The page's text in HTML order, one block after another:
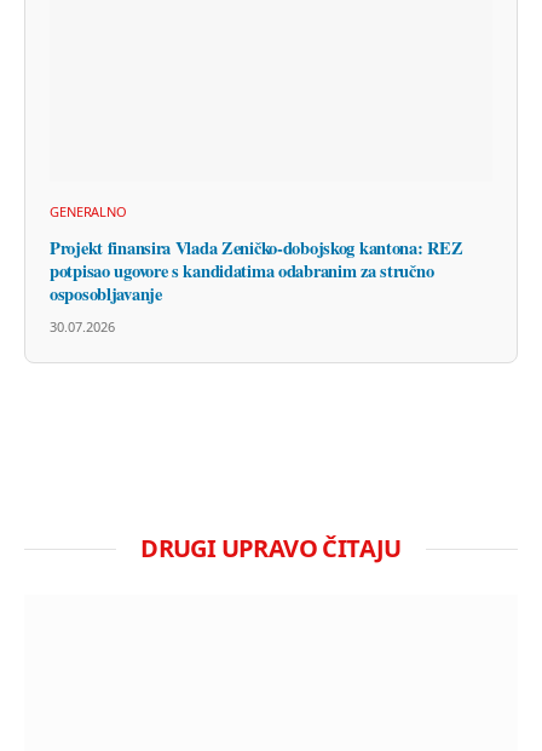
GENERALNO
Projekt finansira Vlada Zeničko-dobojskog kantona: REZ
potpisao ugovore s kandidatima odabranim za stručno
osposobljavanje
30.07.2026
DRUGI UPRAVO ČITAJU